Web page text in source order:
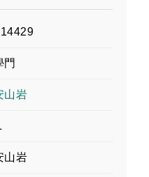
門
山岩
山岩